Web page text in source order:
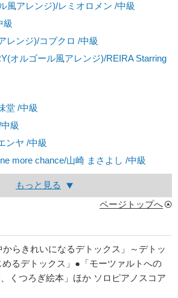
風アレンジ)/レミオロメン /中級
級
レンジ)/コブクロ /中級
オルゴール風アレンジ)/REIRA Starring
堂 /中級
級
ンヤ /中級
more chance/山崎 まさよし /中級
もっと見る
ページトップへ
らきれいになるデトックス」～デトッ
るデトックス」●「モーツァルトへの
くつろぎ絵本」ほか ソロピアノスコア